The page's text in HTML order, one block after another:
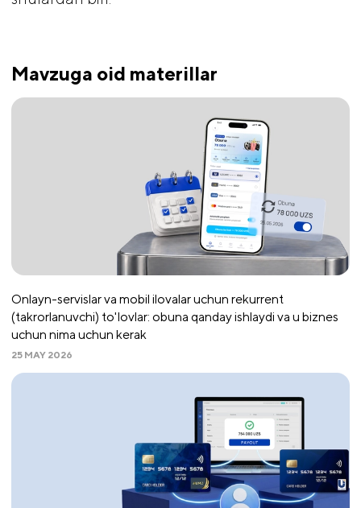
Mavzuga oid materillar
Onlayn-servislar va mobil ilovalar uchun rekurrent
(takrorlanuvchi) to'lovlar: obuna qanday ishlaydi va u biznes
uchun nima uchun kerak
25 MAY 2026